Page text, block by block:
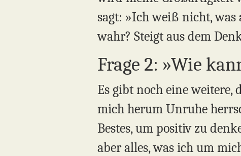
sagt: »Ich weiß nicht,
wahr? Steigt aus dem
Frage 2: »Wie
Es gibt noch eine weitere,
mich herum Unruhe
Bestes, um positiv zu
aber alles, was ich um